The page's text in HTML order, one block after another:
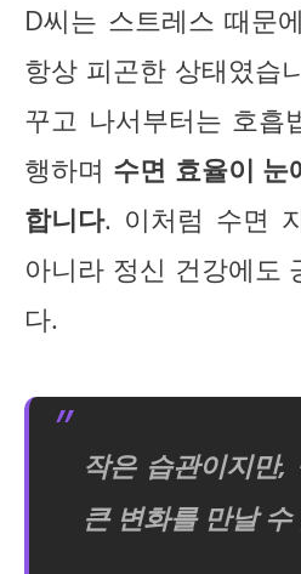
D씨는 스트레스 때문
항상 피곤한 상태였습
꾸고 나서부터는 호흡
행하며 수면 효율이 눈
합니다. 이처럼 수면
아니라 정신 건강에도
다.
작은 습관이지만,
큰 변화를 만날